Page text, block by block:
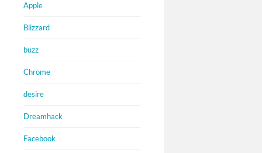
Apple
Blizzard
buzz
Chrome
desire
Dreamhack
Facebook